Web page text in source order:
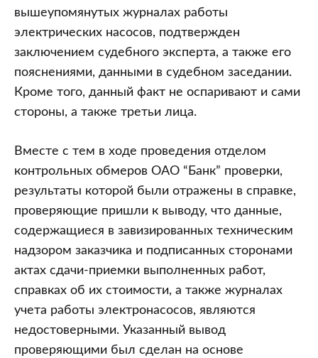
вышеупомянутых журналах работы
электрических насосов, подтвержден
заключением судебного эксперта, а также его
пояснениями, данными в судебном заседании.
Кроме того, данный факт не оспаривают и сами
стороны, а также третьи лица.
Вместе с тем в ходе проведения отделом
контрольных обмеров ОАО “Банк” проверки,
результаты которой были отражены в справке,
проверяющие пришли к выводу, что данные,
содержащиеся в завизированных техническим
надзором заказчика и подписанных сторонами
актах сдачи-приемки выполненных работ,
справках об их стоимости, а также журналах
учета работы электронасосов, являются
недостоверными. Указанный вывод
проверяющими был сделан на основе